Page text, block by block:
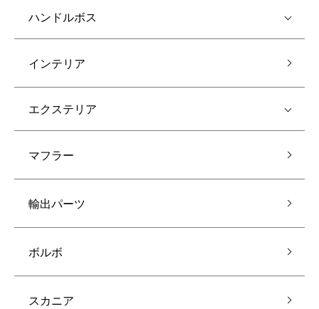
ハンドルボス
インテリア
エクステリア
マフラー
輸出パーツ
ボルボ
スカニア